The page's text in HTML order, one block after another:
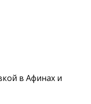
в Афинах и